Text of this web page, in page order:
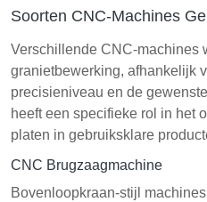
Soorten CNC-Machines
Verschillende CNC-machines
granietbewerking, afhankelijk
precisieniveau en de
heeft een specifieke rol in het
platen in gebruiksklare
CNC Brugzaagmachine
Bovenloopkraan-stijl